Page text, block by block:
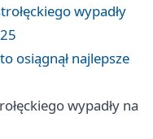
wypadły
osiągnął najlepsze
wypadły na